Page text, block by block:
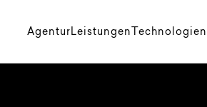
AgenturLeistungen Technologien